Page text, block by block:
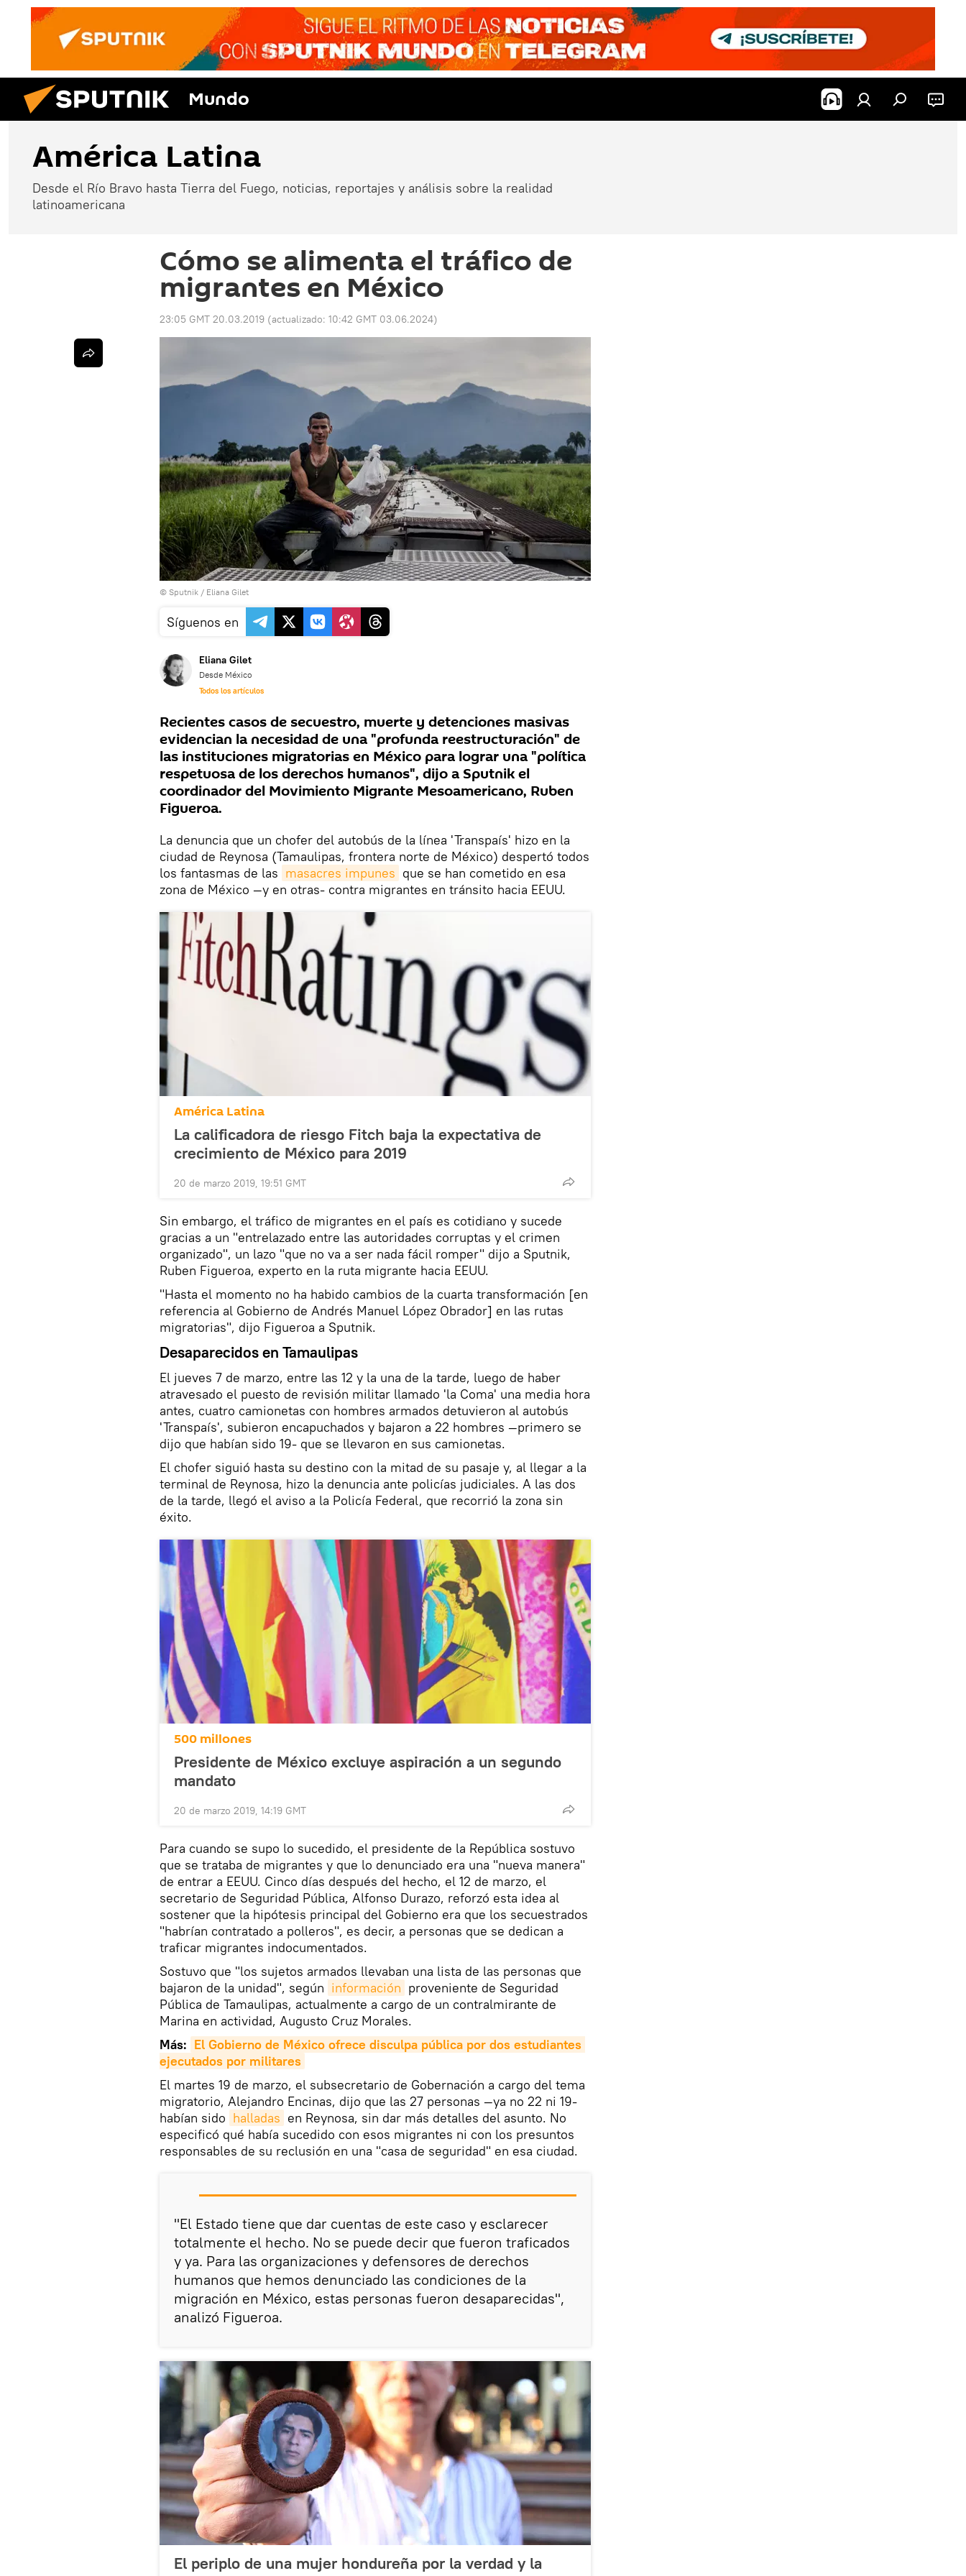
Mundo
América Latina
Desde el Río Bravo hasta Tierra del Fuego, noticias, reportajes y análisis sobre la realidad
latinoamericana
Cómo se alimenta el tráfico de
migrantes en México
23:05 GMT 20.03.2019 (actualizado: 10:42 GMT 03.06.2024)
© Sputnik / Eliana Gilet
Síguenos en
Eliana Gilet
Desde México
Todos los artículos
Recientes casos de secuestro, muerte y detenciones masivas
evidencian la necesidad de una "profunda reestructuración" de
las instituciones migratorias en México para lograr una "política
respetuosa de los derechos humanos", dijo a Sputnik el
coordinador del Movimiento Migrante Mesoamericano, Ruben
Figueroa.
La denuncia que un chofer del autobús de la línea 'Transpaís' hizo en la
ciudad de Reynosa (Tamaulipas, frontera norte de México) despertó todos
los fantasmas de las masacres impunes que se han cometido en esa
zona de México —y en otras- contra migrantes en tránsito hacia EEUU.
América Latina
La calificadora de riesgo Fitch baja la expectativa de
crecimiento de México para 2019
20 de marzo 2019, 19:51 GMT
Sin embargo, el tráfico de migrantes en el país es cotidiano y sucede
gracias a un "entrelazado entre las autoridades corruptas y el crimen
organizado", un lazo "que no va a ser nada fácil romper" dijo a Sputnik,
Ruben Figueroa, experto en la ruta migrante hacia EEUU.
"Hasta el momento no ha habido cambios de la cuarta transformación [en
referencia al Gobierno de Andrés Manuel López Obrador] en las rutas
migratorias", dijo Figueroa a Sputnik.
Desaparecidos en Tamaulipas
El jueves 7 de marzo, entre las 12 y la una de la tarde, luego de haber
atravesado el puesto de revisión militar llamado 'la Coma' una media hora
antes, cuatro camionetas con hombres armados detuvieron al autobús
'Transpaís', subieron encapuchados y bajaron a 22 hombres —primero se
dijo que habían sido 19- que se llevaron en sus camionetas.
El chofer siguió hasta su destino con la mitad de su pasaje y, al llegar a la
terminal de Reynosa, hizo la denuncia ante policías judiciales. A las dos
de la tarde, llegó el aviso a la Policía Federal, que recorrió la zona sin
éxito.
500 millones
Presidente de México excluye aspiración a un segundo
mandato
20 de marzo 2019, 14:19 GMT
Para cuando se supo lo sucedido, el presidente de la República sostuvo
que se trataba de migrantes y que lo denunciado era una "nueva manera"
de entrar a EEUU. Cinco días después del hecho, el 12 de marzo, el
secretario de Seguridad Pública, Alfonso Durazo, reforzó esta idea al
sostener que la hipótesis principal del Gobierno era que los secuestrados
"habrían contratado a polleros", es decir, a personas que se dedican a
traficar migrantes indocumentados.
Sostuvo que "los sujetos armados llevaban una lista de las personas que
bajaron de la unidad", según información proveniente de Seguridad
Pública de Tamaulipas, actualmente a cargo de un contralmirante de
Marina en actividad, Augusto Cruz Morales.
Más: El Gobierno de México ofrece disculpa pública por dos estudiantes
ejecutados por militares
El martes 19 de marzo, el subsecretario de Gobernación a cargo del tema
migratorio, Alejandro Encinas, dijo que las 27 personas —ya no 22 ni 19-
habían sido halladas en Reynosa, sin dar más detalles del asunto. No
especificó qué había sucedido con esos migrantes ni con los presuntos
responsables de su reclusión en una "casa de seguridad" en esa ciudad.
"El Estado tiene que dar cuentas de este caso y esclarecer
totalmente el hecho. No se puede decir que fueron traficados
y ya. Para las organizaciones y defensores de derechos
humanos que hemos denunciado las condiciones de la
migración en México, estas personas fueron desaparecidas",
analizó Figueroa.
El periplo de una mujer hondureña por la verdad y la